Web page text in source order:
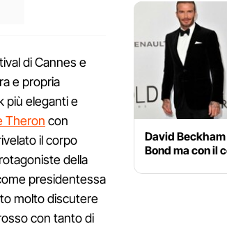
di Cannes e
e propria
più eleganti e
Theron con
il corpo
della
presidentessa
molto discutere
con tanto di
David
Bond ma con il